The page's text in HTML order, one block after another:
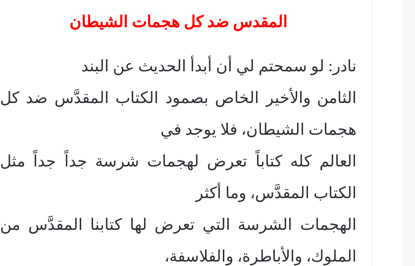
المقدس ضد كل هجمات الشيطان
نادر: لو سمحتم لي أن أبدأ الحديث عن البند
الثامن والأخير الخاص بصمود الكتاب المقدَّس ضد كل
هجمات الشيطان، فلا يوجد في
العالم كله كتاباً تعرض لهجمات شرسة جداً جداً مثل
الكتاب المقدَّس، وما أكثر
الهجمات الشرسة التي تعرض لها كتابنا المقدَّس من
الملوك، والأباطرة، والفلاسفة،